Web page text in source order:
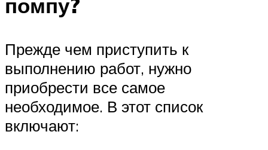
помпу?
Прежде чем приступить к
выполнению работ, нужно
приобрести все самое
необходимое. В этот список
включают: